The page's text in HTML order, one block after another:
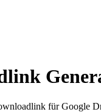
für Google